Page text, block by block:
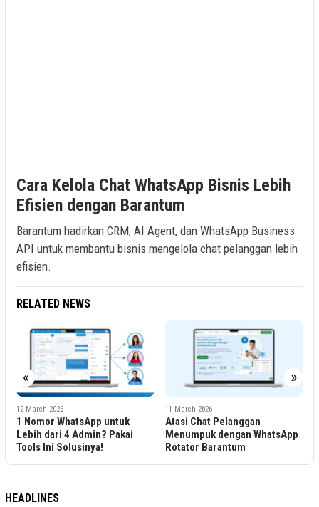
Cara Kelola Chat WhatsApp Bisnis Lebih
Efisien dengan Barantum
Barantum hadirkan CRM, AI Agent, dan WhatsApp Business
API untuk membantu bisnis mengelola chat pelanggan lebih
efisien.
RELATED NEWS
« »
12 March 2026
1 Nomor WhatsApp untuk
Lebih dari 4 Admin? Pakai
Tools Ini Solusinya!
11 March 2026
Atasi Chat Pelanggan
Menumpuk dengan WhatsApp
Rotator Barantum
HEADLINES